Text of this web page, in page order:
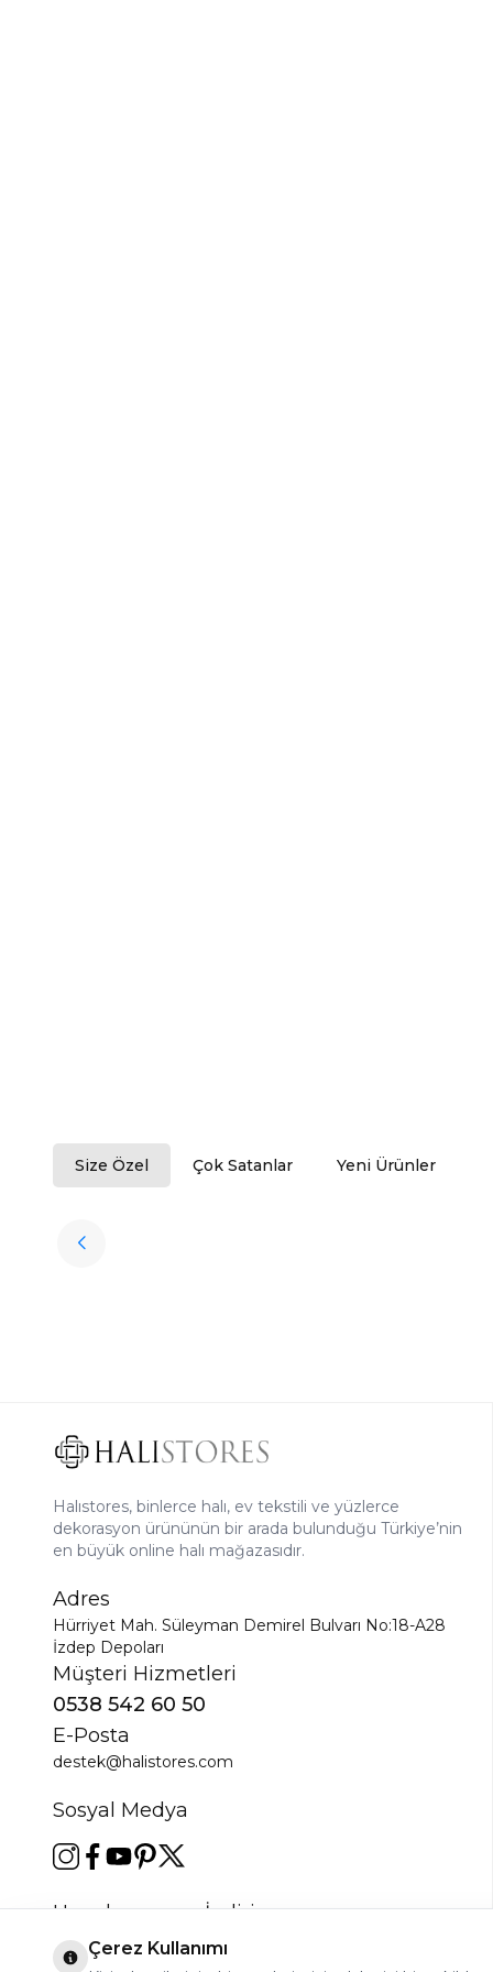
Size Özel Çok Satanlar Yeni Ürünler
Favorilere Ekle
Halıstores
Halıstores, binlerce halı, ev tekstili ve yüzlerce
dekorasyon ürününün bir arada bulunduğu Türkiye’nin
en büyük online halı mağazasıdır.
Adres
Hürriyet Mah. Süleyman Demirel Bulvarı No:18-A28
İzdep Depoları
Müşteri Hizmetleri
0538 542 60 50
E-Posta
destek@halistores.com
Sosyal Medya
Uygulamamızı İndirin
Çerez Kullanımı